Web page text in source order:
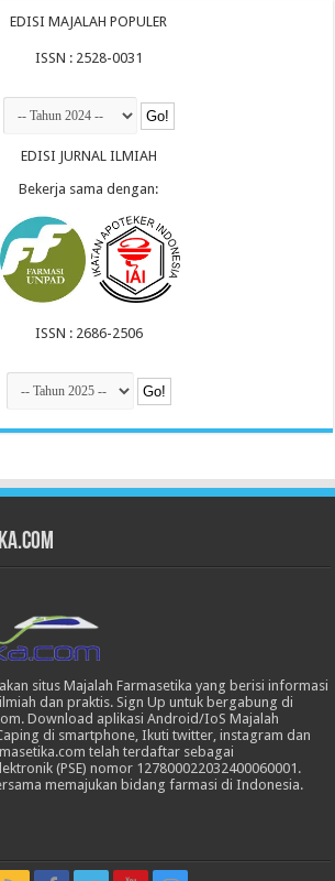
EDISI MAJALAH POPULER
ISSN : 2528-0031
EDISI JURNAL ILMIAH
Bekerja sama dengan:
ISSN : 2686-2506
situs Majalah Farmasetika yang berisi informasi
dan praktis. Sign Up untuk bergabung di
Download aplikasi Android/IoS Majalah
di smartphone, Ikuti twitter, instagram dan
telah terdaftar sebagai
(PSE) nomor 127800022032400060001.
memajukan bidang farmasi di Indonesia.